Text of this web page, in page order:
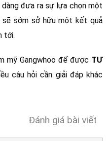
đưa ra sự lựa chọn một
sớm sở hữu một kết quả
tới.
mỹ Gangwhoo để được TƯ
câu hỏi cần giải đáp khác
Đánh giá bài viết